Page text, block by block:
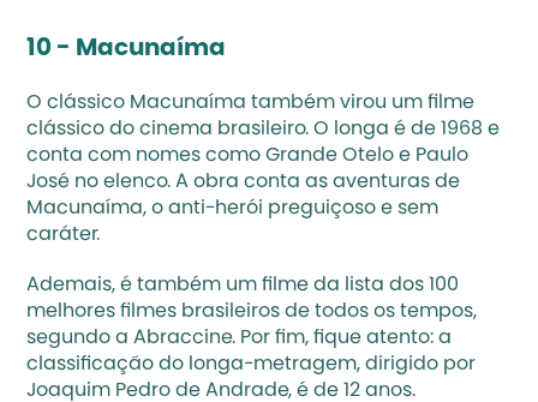
10 - Macunaíma
O clássico Macunaíma também virou um filme
clássico do cinema brasileiro. O longa é de 1968 e
conta com nomes como Grande Otelo e Paulo
José no elenco. A obra conta as aventuras de
Macunaíma, o anti-herói preguiçoso e sem
caráter.
Ademais, é também um filme da lista dos 100
melhores filmes brasileiros de todos os tempos,
segundo a Abraccine. Por fim, fique atento: a
classificação do longa-metragem, dirigido por
Joaquim Pedro de Andrade, é de 12 anos.